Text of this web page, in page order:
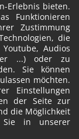
Erlebnis bieten.
Funktionieren
Zustimmung
die
Audios
...) oder zu
Sie können
möchten.
Einstellungen
der Seite zur
die Möglichkeit
in unserer